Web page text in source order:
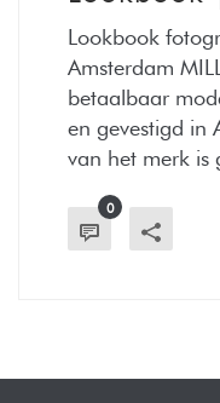
Lookbook
Amsterdam
betaalbaar
en gevestigd in
van het merk is
0